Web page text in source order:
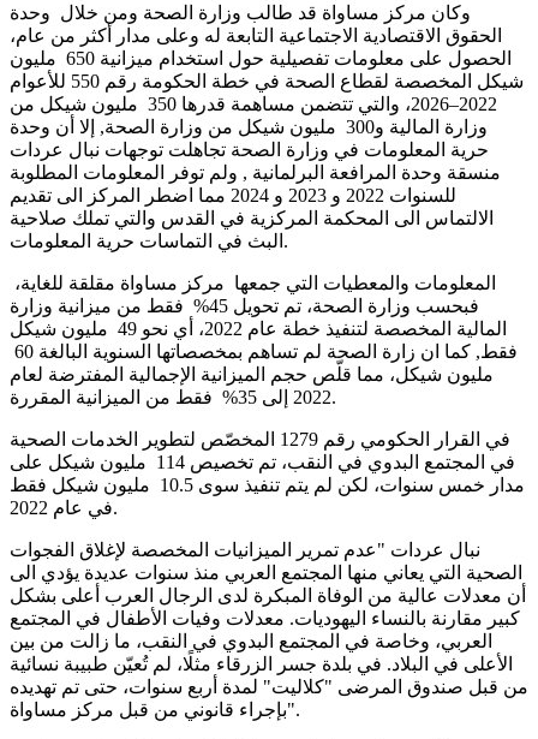
وكان مركز مساواة قد طالب وزارة الصحة ومن خلال وحدة
الحقوق الاقتصادية الاجتماعية التابعة له وعلى مدار أكثر من عام،
الحصول على معلومات تفصيلية حول استخدام ميزانية 650 مليون
شيكل المخصصة لقطاع الصحة في خطة الحكومة رقم 550 للأعوام
2022–2026، والتي تتضمن مساهمة قدرها 350 مليون شيكل من
وزارة المالية و300 مليون شيكل من وزارة الصحة, إلا أن وحدة
حرية المعلومات في وزارة الصحة تجاهلت توجهات نبال عردات
منسقة وحدة المرافعة البرلمانية , ولم توفر المعلومات المطلوبة
للسنوات 2022 و 2023 و 2024 مما اضطر المركز الى تقديم
الالتماس الى المحكمة المركزية في القدس والتي تملك صلاحية
البث في التماسات حرية المعلومات.
المعلومات والمعطيات التي جمعها مركز مساواة مقلقة للغاية،
فبحسب وزارة الصحة، تم تحويل 45% فقط من ميزانية وزارة
المالية المخصصة لتنفيذ خطة عام 2022، أي نحو 49 مليون شيكل
مليون شيكل، مما قلّص حجم الميزانية الإجمالية المفترضة لعام
2022 إلى 35% فقط من الميزانية المقررة.
في القرار الحكومي رقم 1279 المخصّص لتطوير الخدمات الصحية
في المجتمع البدوي في النقب، تم تخصيص 114 مليون شيكل على
مدار خمس سنوات، لكن لم يتم تنفيذ سوى 10.5 مليون شيكل فقط
في عام 2022.
نبال عردات "عدم تمرير الميزانيات المخصصة لإغلاق الفجوات
الصحية التي يعاني منها المجتمع العربي منذ سنوات عديدة يؤدي الى
أن معدلات عالية من الوفاة المبكرة لدى الرجال العرب أعلى بشكل
كبير مقارنة بالنساء اليهوديات. معدلات وفيات الأطفال في المجتمع
العربي، وخاصة في المجتمع البدوي في النقب، ما زالت من بين
الأعلى في البلاد. في بلدة جسر الزرقاء مثلًا، لم تُعيّن طبيبة نسائية
من قبل صندوق المرضى "كلاليت" لمدة أربع سنوات، حتى تم تهديده
بإجراء قانوني من قبل مركز مساواة".